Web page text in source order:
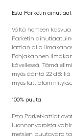
Esta Parketin
Vältä homeen
Parketin
lattian alla
Pohjakannen
kävellessä. Tämä
myös ääntä 22 dB:
myös
100% puuta
Esta Parket-lattiat
luonnonvaroista
metsien puutavara